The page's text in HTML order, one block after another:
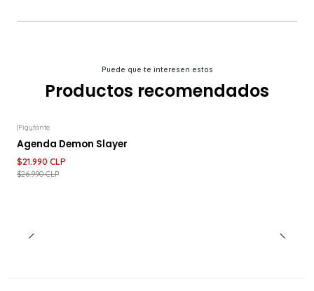
Puede que te interesen estos
Productos recomendados
-19% DESCUENTO
|Pigyfante
Agenda Demon Slayer
$21.990 CLP
$26.990 CLP